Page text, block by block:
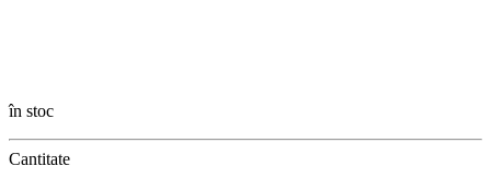
în stoc
Cantitate